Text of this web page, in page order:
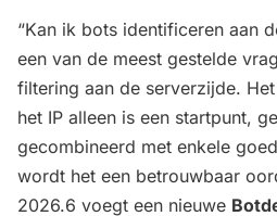
“Kan ik bots identificeren aan
een van de meest gestelde
filtering aan de serverzijde.
het IP alleen is een startpunt,
gecombineerd met enkele
wordt het een betrouwbaar
2026.6 voegt een nieuwe